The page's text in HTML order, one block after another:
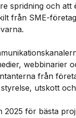
spridning och att
från SME-
webbinarier
från
utskott
2025 för bästa